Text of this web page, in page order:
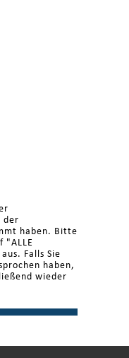
der
haben. Bitte
"ALLE
Falls Sie
haben,
wieder